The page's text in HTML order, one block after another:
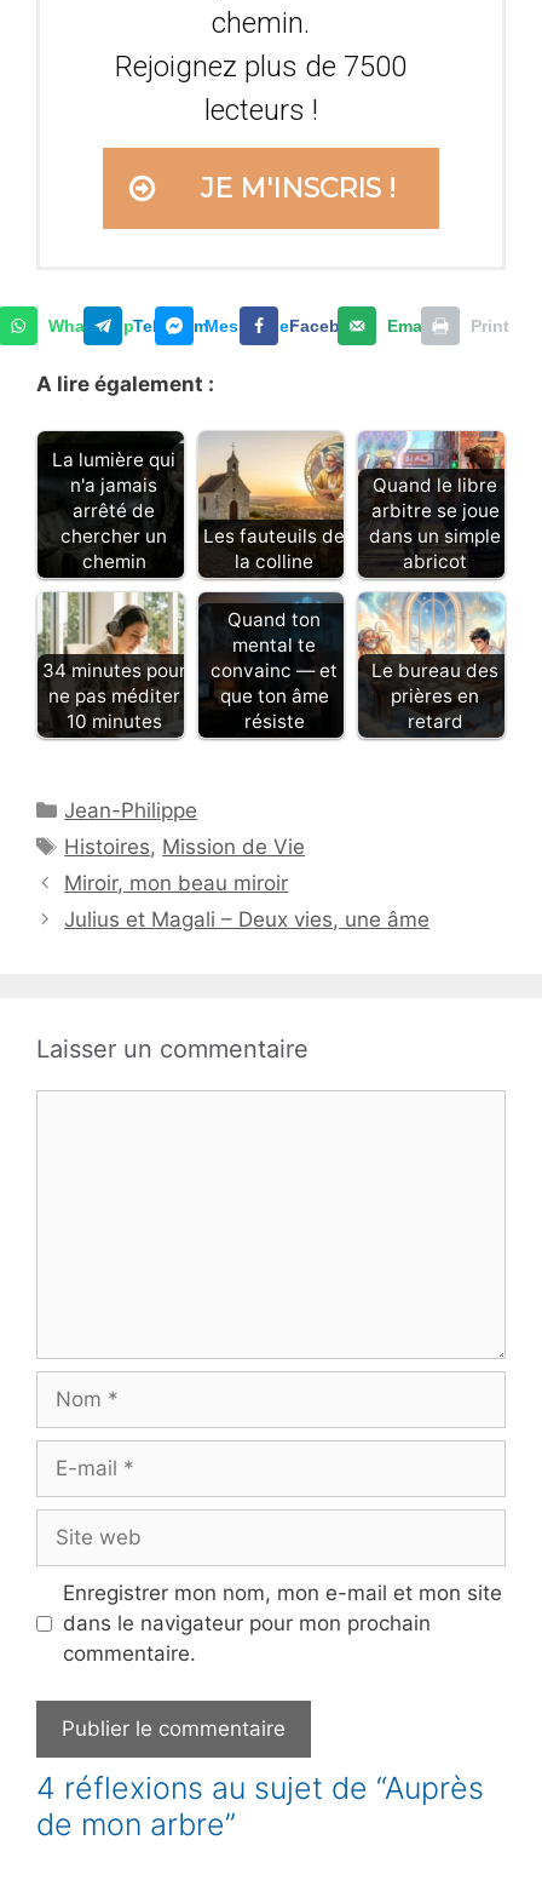
chemin.
Rejoignez plus de 7500
lecteurs !
JE M'INSCRIS !
WhatsAppTelegramMessengerFacebook Email Print
A lire également :
La lumière qui
n'a jamais
arrêté de
chercher un
chemin
Les fauteuils de
la colline
Quand le libre
arbitre se joue
dans un simple
abricot
34 minutes pour
ne pas méditer
10 minutes
Quand ton
mental te
convainc — et
que ton âme
résiste
Le bureau des
prières en
retard
Catégories
Jean-Philippe
Étiquettes
Histoires, Mission de Vie
Miroir, mon beau miroir
Julius et Magali – Deux vies, une âme
Laisser un commentaire
Nom
Site
web
Enregistrer mon nom, mon e-mail et mon site
dans le navigateur pour mon prochain
commentaire.
4 réflexions au sujet de “Auprès
de mon arbre”